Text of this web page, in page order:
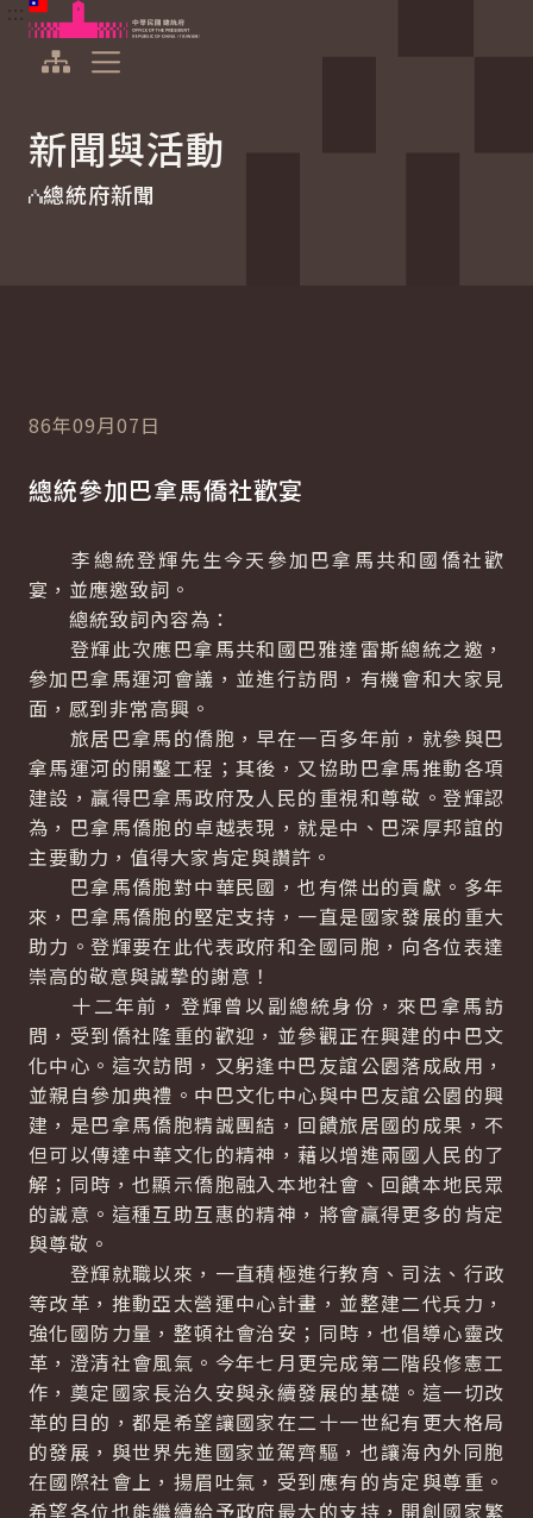
跳到主要內容
中華民國總統府
新聞與活動
總統府新聞
86年09月07日
總統參加巴拿馬僑社歡宴
李總統登輝先生今天參加巴拿馬共和國僑社歡
宴，並應邀致詞。
總統致詞內容為：
登輝此次應巴拿馬共和國巴雅達雷斯總統之邀，
參加巴拿馬運河會議，並進行訪問，有機會和大家見
面，感到非常高興。
旅居巴拿馬的僑胞，早在一百多年前，就參與巴
拿馬運河的開鑿工程；其後，又協助巴拿馬推動各項
建設，贏得巴拿馬政府及人民的重視和尊敬。登輝認
為，巴拿馬僑胞的卓越表現，就是中、巴深厚邦誼的
主要動力，值得大家肯定與讚許。
巴拿馬僑胞對中華民國，也有傑出的貢獻。多年
來，巴拿馬僑胞的堅定支持，一直是國家發展的重大
助力。登輝要在此代表政府和全國同胞，向各位表達
崇高的敬意與誠摯的謝意！
十二年前，登輝曾以副總統身份，來巴拿馬訪
問，受到僑社隆重的歡迎，並參觀正在興建的中巴文
化中心。這次訪問，又躬逢中巴友誼公園落成啟用，
並親自參加典禮。中巴文化中心與中巴友誼公園的興
建，是巴拿馬僑胞精誠團結，回饋旅居國的成果，不
但可以傳達中華文化的精神，藉以增進兩國人民的了
解；同時，也顯示僑胞融入本地社會、回饋本地民眾
的誠意。這種互助互惠的精神，將會贏得更多的肯定
與尊敬。
登輝就職以來，一直積極進行教育、司法、行政
等改革，推動亞太營運中心計畫，並整建二代兵力，
強化國防力量，整頓社會治安；同時，也倡導心靈改
革，澄清社會風氣。今年七月更完成第二階段修憲工
作，奠定國家長治久安與永續發展的基礎。這一切改
革的目的，都是希望讓國家在二十一世紀有更大格局
的發展，與世界先進國家並駕齊驅，也讓海內外同胞
在國際社會上，揚眉吐氣，受到應有的肯定與尊重。
希望各位也能繼續給予政府最大的支持，開創國家繁